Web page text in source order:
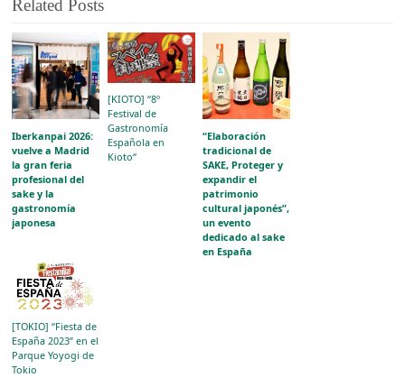
Related Posts
Iberkanpai 2026:
vuelve a Madrid
la gran feria
profesional del
sake y la
gastronomía
japonesa
[KIOTO] “8º
Festival de
Gastronomía
Española en
Kioto“
“Elaboración
tradicional de
SAKE, Proteger y
expandir el
patrimonio
cultural japonés”,
un evento
dedicado al sake
en España
[TOKIO] “Fiesta de
España 2023” en el
Parque Yoyogi de
Tokio